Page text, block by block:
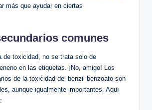
más que ayudar‍ en ciertas
comunes
de toxicidad, no se trata solo de
⁤en las etiquetas. ¡No, amigo! Los
de la toxicidad del benzil benzoato‍ son
aunque⁤ igualmente importantes. ‍Aquí